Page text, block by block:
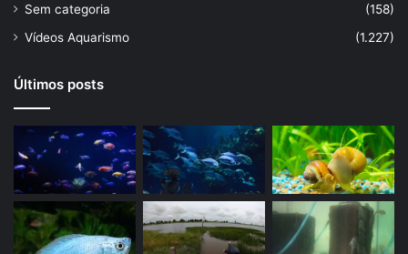
Sem categoria
(158)
Vídeos Aquarismo
(1.227)
Últimos posts